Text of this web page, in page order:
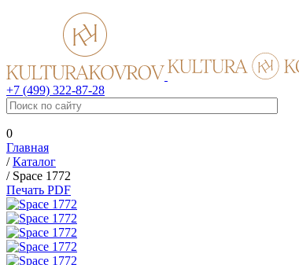
+7 (499) 322-87-28
0
Главная
/Каталог
/ Space 1772
Печать PDF